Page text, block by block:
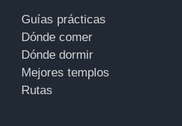
Guías prácticas
Dónde comer
Dónde dormir
Mejores templos
Rutas